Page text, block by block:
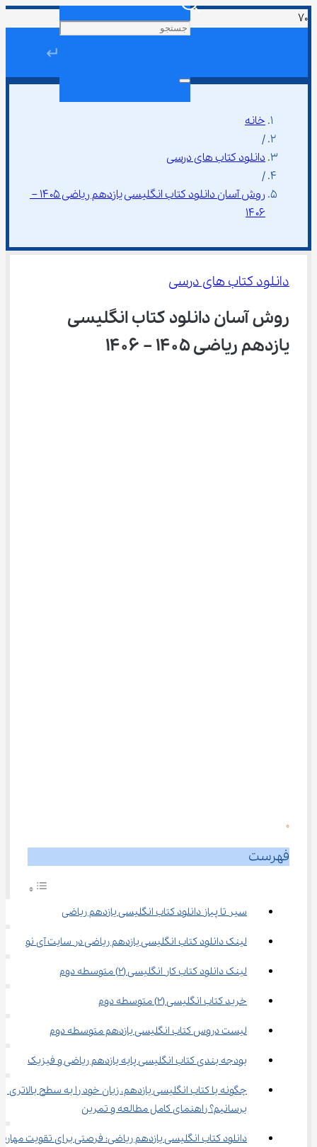
↵
خانه
/
دانلود کتاب های درسی
/
روش آسان دانلود کتاب انگلیسی یازدهم ریاضی ۱۴۰۵ –
۱۴۰۶
دانلود کتاب های درسی
روش آسان دانلود کتاب انگلیسی
یازدهم ریاضی ۱۴۰۵ – ۱۴۰۶
0
فهرست
سیر تا پیاز دانلود کتاب انگلیسی یازدهم ریاضی
لینک دانلود کتاب انگلیسی یازدهم ریاضی در سایت آی نو
لینک دانلود کتاب کار انگلیسی (2) متوسطه دوم
خرید کتاب انگلیسی (2) متوسطه دوم
لیست دروس کتاب انگلیسی یازدهم متوسطه دوم
بودجه بندی کتاب انگلیسی پایه یازدهم ریاضی و فیزیک
چگونه با کتاب انگلیسی یازدهم، زبان خود را به سطح بالاتری
برسانیم؟ راهنمای کامل مطالعه و تمرین
دانلود کتاب انگلیسی یازدهم ریاضی: فرصتی برای تقویت